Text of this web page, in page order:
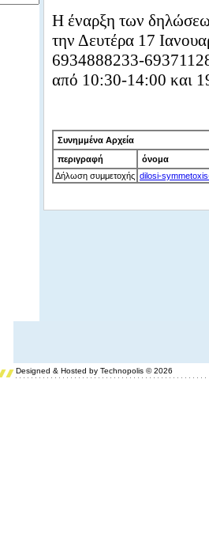
Η έναρξη των
την Δευτέρα 17
6934888233-
από 10:30-14:00 και
Συνημμένα Αρχεία
περιγραφή
όνομα
Δήλωση συμμετοχής dilosi-
Designed & Hosted by Technopolis © 2026